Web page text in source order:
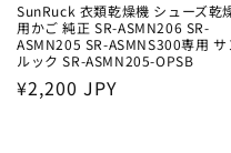
SunRuck 衣類乾燥機 シューズ乾
用かご 純正 SR-ASMN206 SR-
ASMN205 SR-ASMNS300専用 サ
ルック SR-ASMN205-OPSB
通
¥2,200 JPY